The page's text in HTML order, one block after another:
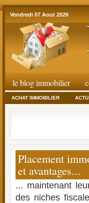
Vendredi 07 Aout 2026
le blog immobilier
ACHAT IMMOBILIER
Placement
et avantages...
... maintenant
des niches